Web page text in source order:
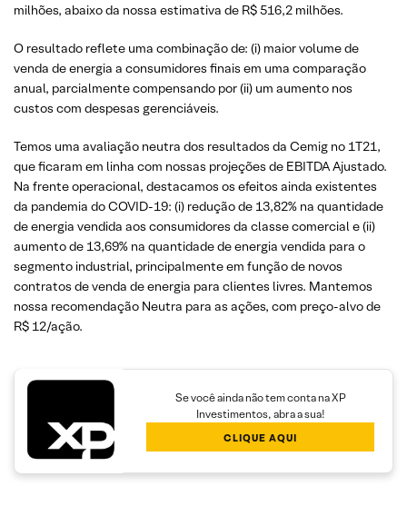
milhões, abaixo da nossa estimativa de R$ 516,2 milhões.
O resultado reflete uma combinação de: (i) maior volume de
venda de energia a consumidores finais em uma comparação
anual, parcialmente compensando por (ii) um aumento nos
custos com despesas gerenciáveis.
Temos uma avaliação neutra dos resultados da Cemig no 1T21,
que ficaram em linha com nossas projeções de EBITDA Ajustado.
Na frente operacional, destacamos os efeitos ainda existentes
da pandemia do COVID-19: (i) redução de 13,82% na quantidade
de energia vendida aos consumidores da classe comercial e (ii)
aumento de 13,69% na quantidade de energia vendida para o
segmento industrial, principalmente em função de novos
contratos de venda de energia para clientes livres. Mantemos
nossa recomendação Neutra para as ações, com preço-alvo de
R$ 12/ação.
Se você ainda não tem conta na XP
Investimentos, abra a sua!
CLIQUE AQUI